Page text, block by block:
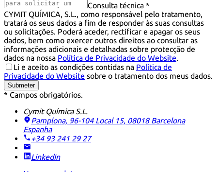
Consulta técnica *
CYMIT QUÍMICA, S.L., como responsável pelo tratamento,
tratará os seus dados a fim de responder às suas consultas
ou solicitações. Poderá aceder, rectificar e apagar os seus
dados, bem como exercer outros direitos ao consultar as
informações adicionais e detalhadas sobre protecção de
dados na nossa Política de Privacidade do Website.
Li e aceito as condições contidas na Política de
Privacidade do Website sobre o tratamento dos meus dados.
Submeter
* Campos obrigatórios.
Cymit Química S.L.
Pamplona, 96-104 Local 15, 08018 Barcelona
Espanha
+34 93 241 29 27
LinkedIn